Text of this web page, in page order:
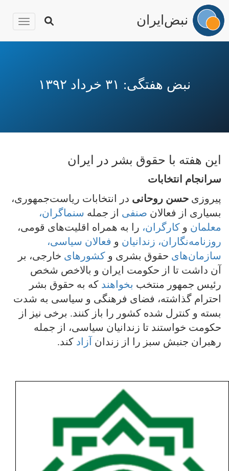
نبض‌ایران
نبض هفتگی: ۳۱ خرداد ۱۳۹۲
این هفته با حقوق بشر در ایران
سرانجام انتخابات
پیروزی حسن روحانی در انتخابات ریاست‌جمهوری،
بسیاری از فعالان صنفی از جمله سنماگران،
معلمان و کارگران، را به همراه اقلیت‌های قومی،
روزنامه‌نگاران، زندانیان و فعالان سیاسی،
سازمان‌های حقوق بشری و کشور‌های خارجی، بر
آن داشت تا از حکومت ایران و بالاخص شخص
رئیس جمهور منتخب بخواهند که به حقوق بشر
احترام گذاشته، فضای فرهنگی و سیاسی به شدت
بسته و کنترل شده کشور را باز کنند. برخی نیز از
حکومت خواستند تا زندانیان سیاسی، از جمله
رهبران جنبش سبز را از زندان آزاد کند.